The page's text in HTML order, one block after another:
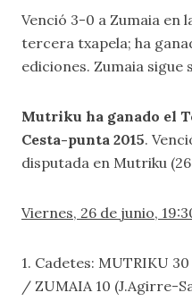
Venció 3-0 a Zumaia en
tercera txapela; ha
ediciones. Zumaia sigue
Mutriku ha ganado el
Cesta-punta 2015.
disputada en Mutriku
Viernes, 26 de junio,
1. Cadetes: MUTRIKU
/ ZUMAIA 10 (J.Agirre-